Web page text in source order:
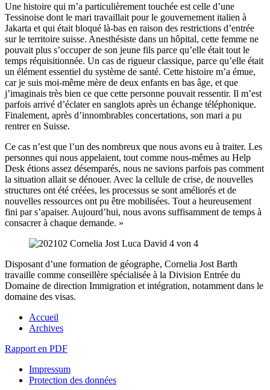
Une histoire qui m’a particulièrement touchée est celle d’une
Tessinoise dont le mari travaillait pour le gouvernement italien à
Jakarta et qui était bloqué là-bas en raison des restrictions d’entrée
sur le territoire suisse. Anesthésiste dans un hôpital, cette femme ne
pouvait plus s’occuper de son jeune fils parce qu’elle était tout le
temps réquisitionnée. Un cas de rigueur classique, parce qu’elle était
un élément essentiel du système de santé. Cette histoire m’a émue,
car je suis moi-même mère de deux enfants en bas âge, et que
j’imaginais très bien ce que cette personne pouvait ressentir. Il m’est
parfois arrivé d’éclater en sanglots après un échange téléphonique.
Finalement, après d’innombrables concertations, son mari a pu
rentrer en Suisse.
Ce cas n’est que l’un des nombreux que nous avons eu à traiter. Les
personnes qui nous appelaient, tout comme nous-mêmes au Help
Desk étions assez désemparés, nous ne savions parfois pas comment
la situation allait se dénouer. Avec la cellule de crise, de nouvelles
structures ont été créées, les processus se sont améliorés et de
nouvelles ressources ont pu être mobilisées. Tout a heureusement
fini par s’apaiser. Aujourd’hui, nous avons suffisamment de temps à
consacrer à chaque demande. »
Disposant d’une formation de géographe, Cornelia Jost Barth
travaille comme conseillère spécialisée à la Division Entrée du
Domaine de direction Immigration et intégration, notamment dans le
domaine des visas.
Accueil
Archives
Rapport en PDF
Impressum
Protection des données